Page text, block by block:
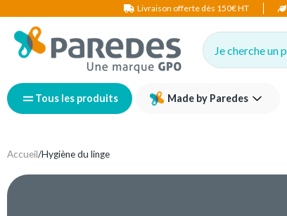
Livraison offerte dès 150€ HT
Je cherche un
Tous les produits Made by Paredes
Accueil/Hygiène du linge